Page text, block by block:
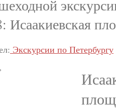
Исаакиевская
Экскурсии по Петербургу